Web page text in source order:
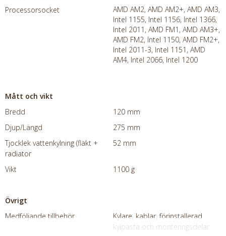
Processorsocket
AMD AM2, AMD AM2+, AMD AM3,
Intel 1155, Intel 1156, Intel 1366,
Intel 2011, AMD FM1, AMD AM3+,
AMD FM2, Intel 1150, AMD FM2+,
Intel 2011-3, Intel 1151, AMD
AM4, Intel 2066, Intel 1200
Mått och vikt
Bredd
120 mm
Djup/Längd
275 mm
Tjocklek vattenkylning (fläkt +
radiator
52 mm
Vikt 1100 g
Övrigt
Medföljande tillbehör
Kylare, kablar, förinstallerad
kylpasta och monteringsdelar